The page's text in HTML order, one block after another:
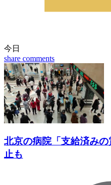
今日
share comments
北京の病院「支給済み
止も